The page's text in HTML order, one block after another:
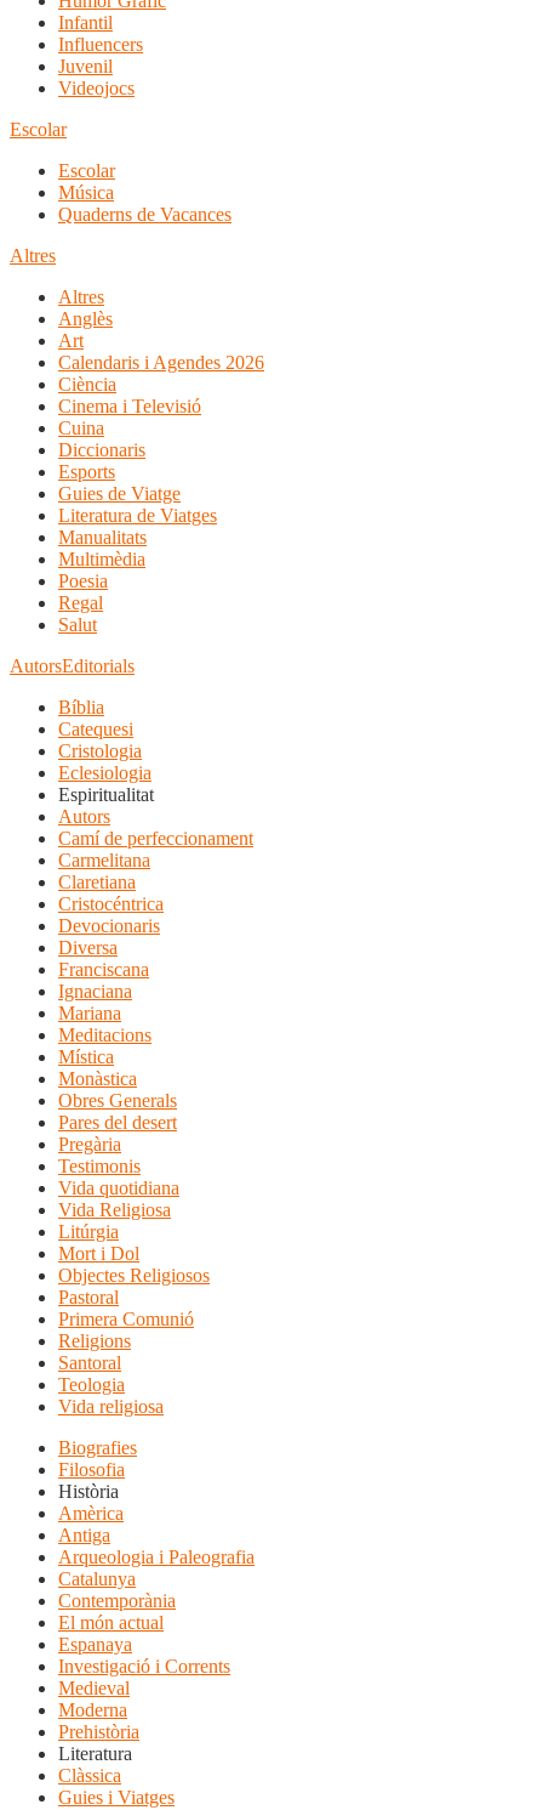
Infantil
Influencers
Juvenil
Videojocs
Escolar
Escolar
Música
Quaderns de Vacances
Altres
Altres
Anglès
Art
Calendaris i Agendes 2026
Ciència
Cinema i Televisió
Cuina
Diccionaris
Esports
Guies de Viatge
Literatura de Viatges
Manualitats
Multimèdia
Poesia
Regal
Salut
AutorsEditorials
Bíblia
Catequesi
Cristologia
Eclesiologia
Espiritualitat
Autors
Camí de perfeccionament
Carmelitana
Claretiana
Cristocéntrica
Devocionaris
Diversa
Franciscana
Ignaciana
Mariana
Meditacions
Mística
Monàstica
Obres Generals
Pares del desert
Pregària
Testimonis
Vida quotidiana
Vida Religiosa
Litúrgia
Mort i Dol
Objectes Religiosos
Pastoral
Primera Comunió
Religions
Santoral
Teologia
Vida religiosa
Biografies
Filosofia
Història
Amèrica
Antiga
Arqueologia i Paleografia
Catalunya
Contemporània
El món actual
Espanaya
Investigació i Corrents
Medieval
Moderna
Prehistòria
Literatura
Clàssica
Guies i Viatges